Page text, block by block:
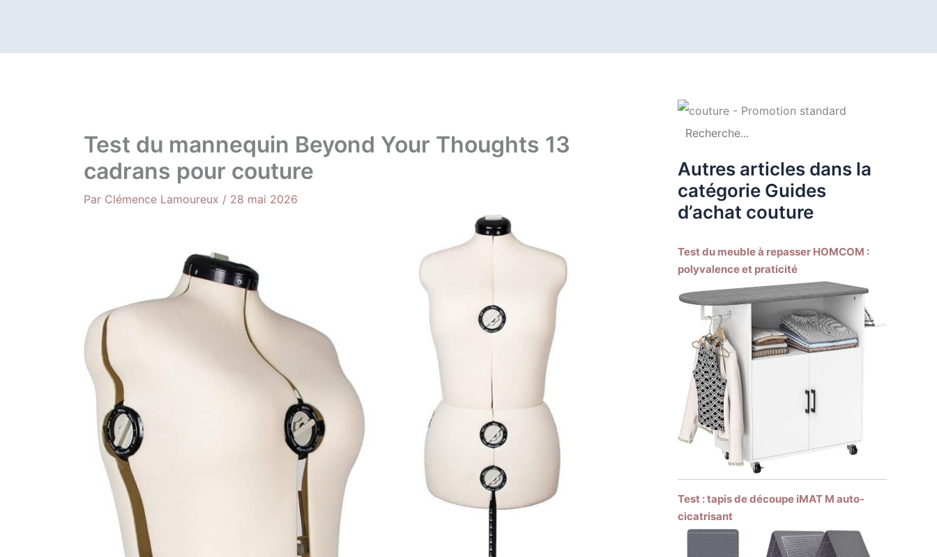
Test du mannequin Beyond Your Thoughts 13
cadrans pour couture
Par Clémence Lamoureux / 28 mai 2026
Autres articles dans la
catégorie Guides
d’achat couture
Test du meuble à repasser HOMCOM :
polyvalence et praticité
Test : tapis de découpe iMAT M auto-
cicatrisant